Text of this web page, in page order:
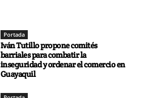
Portada
Iván Tutillo propone comités
barriales para combatir la
inseguridad y ordenar el comercio en
Guayaquil